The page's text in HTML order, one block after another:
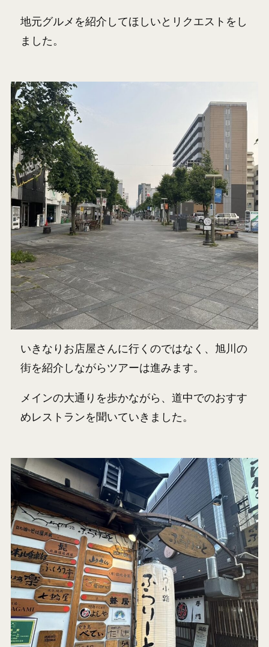
地元グルメを紹介してほしいとリクエストをし
ました。
いきなりお店屋さんに行くのではなく、旭川の
街を紹介しながらツアーは進みます。
メインの大通りを歩かながら、道中でのおすす
めレストランを聞いていきました。